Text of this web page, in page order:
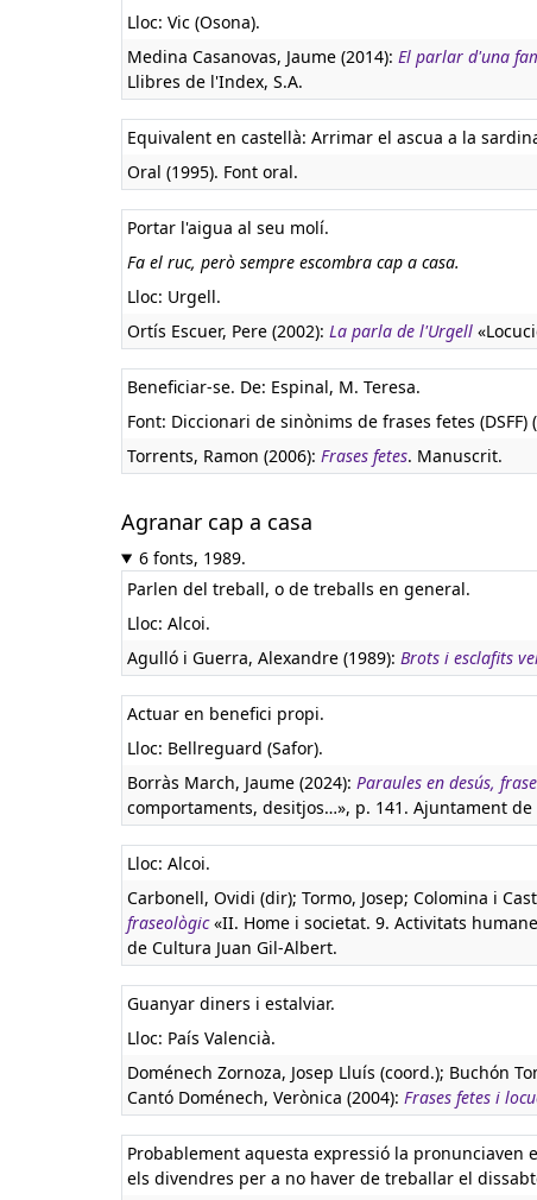
Lloc: Vic (Osona).
Medina Casanovas, Jaume (2014): El parlar d'una
Llibres de l'Index, S.A.
Equivalent en castellà: Arrimar el ascua a la
Oral (1995). Font oral.
Portar l'aigua al seu molí.
Fa el ruc, però sempre escombra cap a casa.
Lloc: Urgell.
Ortís Escuer, Pere (2002): La parla de l'Urgell
Beneficiar-se. De: Espinal, M. Teresa.
Font: Diccionari de sinònims de frases fetes (DSFF)
Torrents, Ramon (2006): Frases fetes. Manuscrit.
Agranar cap a casa
6 fonts, 1989.
Parlen del treball, o de treballs en general.
Lloc: Alcoi.
Agulló i Guerra, Alexandre (1989): Brots i esclafits
Actuar en benefici propi.
Lloc: Bellreguard (Safor).
Borràs March, Jaume (2024): Paraules en desús,
comportaments, desitjos…», p. 141. Ajuntament
Lloc: Alcoi.
Carbonell, Ovidi (dir); Tormo, Josep; Colomina i
fraseològic«II. Home i societat. 9. Activitats
de Cultura Juan Gil-Albert.
Guanyar diners i estalviar.
Lloc: País Valencià.
Doménech Zornoza, Josep Lluís (coord.); Buchón
Cantó Doménech, Verònica (2004): Frases fetes i
Probablement aquesta expressió la pronunciaven
els divendres per a no haver de treballar el